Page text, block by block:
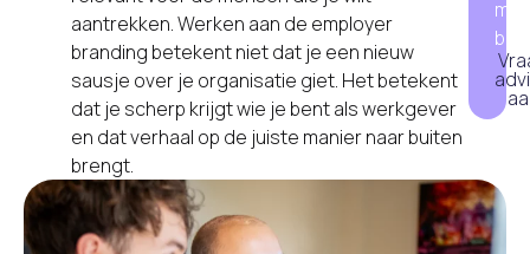
aantrekken. Werken aan de employer
branding betekent niet dat je een nieuw
sausje over je organisatie giet. Het betekent
dat je scherp krijgt wie je bent als werkgever
en dat verhaal op de juiste manier naar buiten
brengt.